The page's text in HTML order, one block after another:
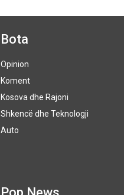
Bota
Opinion
Koment
Kosova dhe Rajoni
Shkencë dhe Teknologji
Auto